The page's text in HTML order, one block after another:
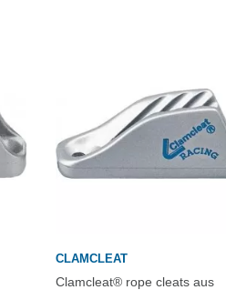
CLAMCLEAT
Clamcleat® rope cleats aus